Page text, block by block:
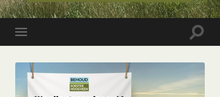
Stichting
Behoud
Soester
Toggle
mobiel
Toggle